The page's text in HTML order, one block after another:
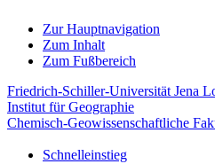
Zur Hauptnavigation
Zum Inhalt
Zum Fußbereich
Friedrich-Schiller-Universität Jena
Institut für Geographie
Chemisch-Geowissenschaftliche
Schnelleinstieg